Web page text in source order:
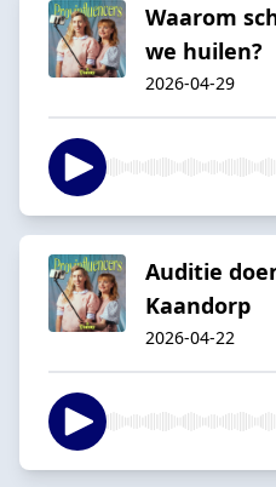
Waarom
we huilen?
2026-04-29
Auditie
Kaandorp
2026-04-22